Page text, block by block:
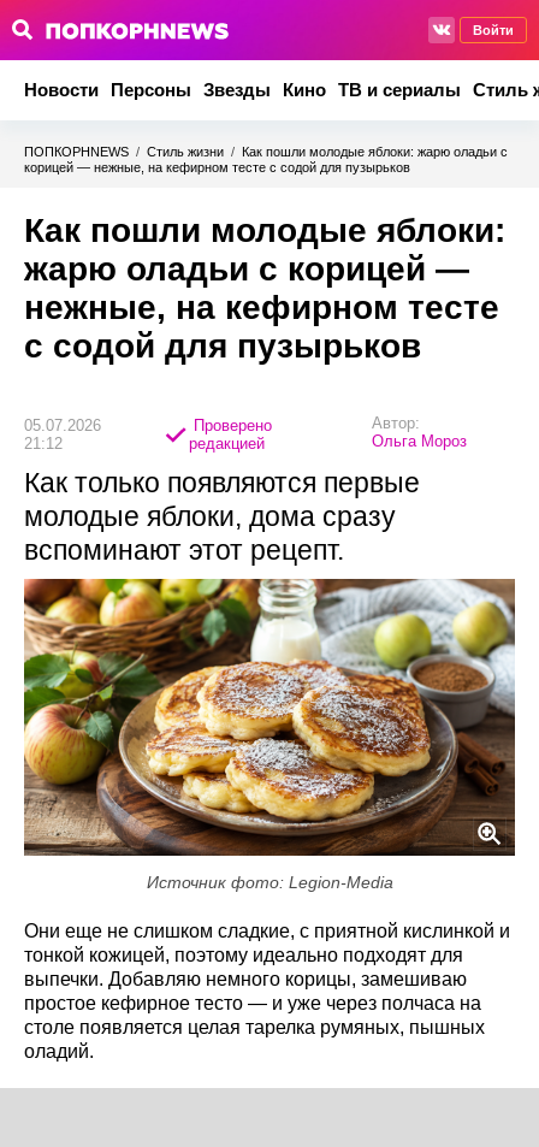
Войти
Новости Персоны Звезды Кино ТВ и сериалы Стиль
ПОПКОРНNEWS / Стиль жизни / Как пошли молодые яблоки: жарю оладьи с
корицей — нежные, на кефирном тесте с содой для пузырьков
Как пошли молодые яблоки:
жарю оладьи с корицей —
нежные, на кефирном тесте
с содой для пузырьков
05.07.2026
21:12
Проверено
редакцией
Автор:
Ольга Мороз
Как только появляются первые
молодые яблоки, дома сразу
вспоминают этот рецепт.
Источник фото: Legion-Media
Они еще не слишком сладкие, с приятной кислинкой и
тонкой кожицей, поэтому идеально подходят для
выпечки. Добавляю немного корицы, замешиваю
простое кефирное тесто — и уже через полчаса на
столе появляется целая тарелка румяных, пышных
оладий.